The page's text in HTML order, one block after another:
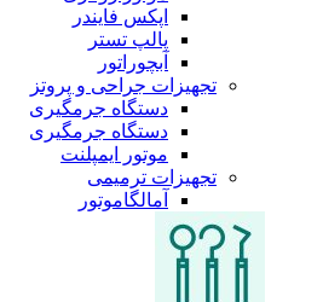
اپکس فایندر
پالپ تستر
آبچوراتور
تجهیزات جراحی و پروتز
دستگاه جرمگیری
دستگاه جرمگیری
موتور ایمپلنت
تجهیزات ترمیمی
آمالگاموتور